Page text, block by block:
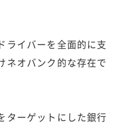
イバーを全面的に支
ネオバンク的な存在で
ターゲットにした銀行